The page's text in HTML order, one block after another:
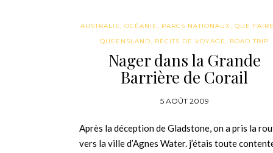
AUSTRALIE, OCÉANIE, PARCS NATIONAUX, QUE
QUEENSLAND, RÉCITS DE VOYAGE, ROAD TRIP
Nager dans la Grande
Barrière de Corail
5 AOÛT 2009
Après la déception de Gladstone, on a pris la
vers la ville d’Agnes Water. j’étais toute